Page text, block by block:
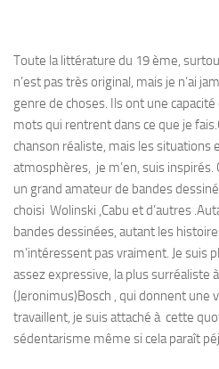
Toute la littérature du 19 ème,
n’est pas très original, mais je n’ai
genre de choses. Ils ont une
mots qui rentrent dans ce que je
chanson réaliste, mais les situations
atmosphères, je m’en, suis
un grand amateur de bandes
choisi Wolinski ,Cabu et d’autres
bandes dessinées, autant les
m’intéressent pas vraiment. Je suis
assez expressive, la plus surréaliste
(Jeronimus)Bosch , qui donnent une
travaillent, je suis attaché à cette
sédentarisme même si cela paraît